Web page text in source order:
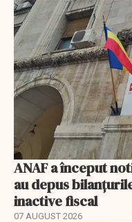
ANAF a început
au depus
inactive fiscal
07 AUGUST 2026